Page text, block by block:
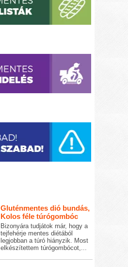
Gluténmentes dió bundás,
Kolos féle túrógombóc
Bizonyára tudjátok már, hogy a
tejfehérje mentes diétából
legjobban a túró hiányzik. Most
elkészítettem túrógombócot,...